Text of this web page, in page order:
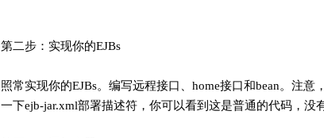
第二步：实现你的EJBs
照常实现你的EJBs。编写远程接口、home接口和bean。注
一下ejb-jar.xml部署描述符，你可以看到这是普通的代码，没